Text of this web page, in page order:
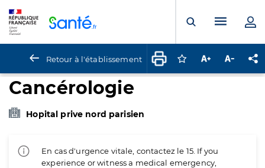
Ouvrir laMenu
Retour à l'établissement Connectez-vous
Augmenter la
Cancérologie
Hopital prive nord parisien
En cas d'urgence vitale, contactez le 15. If you
experience or witness a medical emergency,